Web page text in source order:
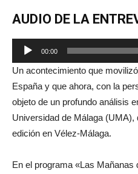
AUDIO DE LA
Reproductor
de
audio
00:00
Un acontecimiento que
España y que ahora, con la
objeto de un profundo análisis
Universidad de Málaga (UMA),
edición en Vélez-Málaga.
En el programa «Las Mañanas